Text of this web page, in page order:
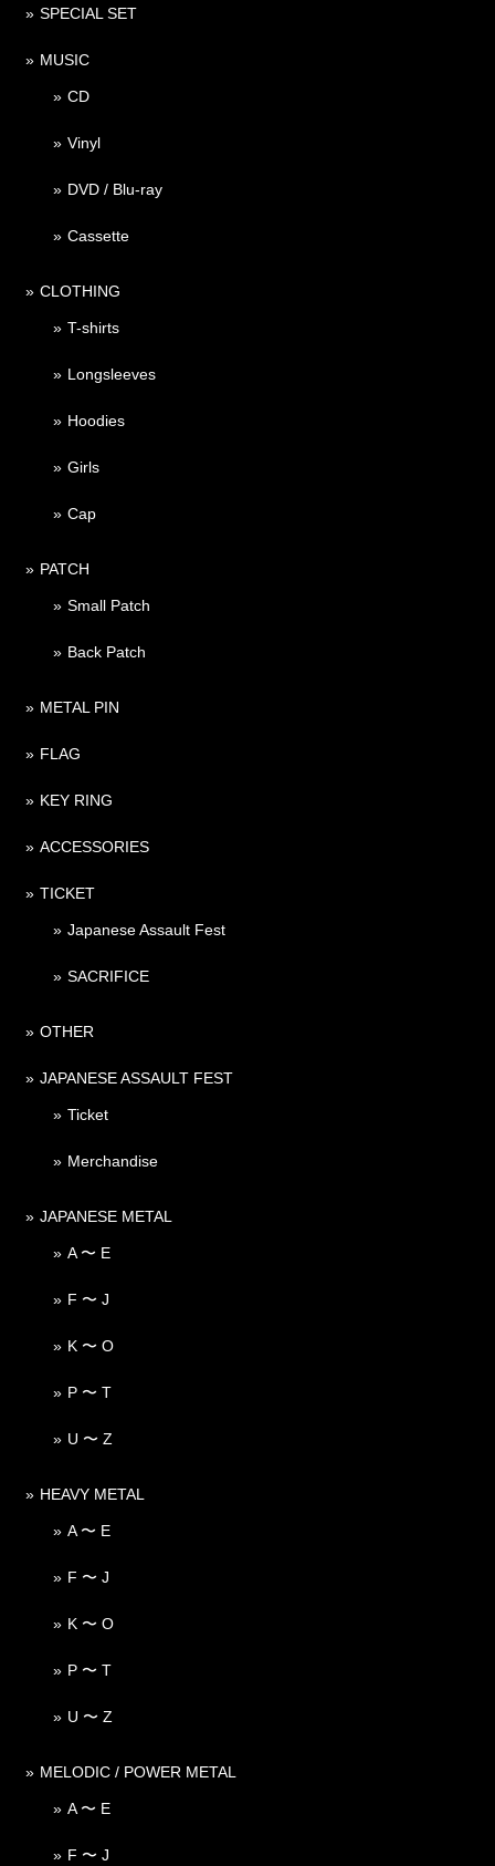
SPECIAL SET
MUSIC
CD
Vinyl
DVD / Blu-ray
Cassette
CLOTHING
T-shirts
Longsleeves
Hoodies
Girls
Cap
PATCH
Small Patch
Back Patch
METAL PIN
FLAG
KEY RING
ACCESSORIES
TICKET
Japanese Assault Fest
SACRIFICE
OTHER
JAPANESE ASSAULT FEST
Ticket
Merchandise
JAPANESE METAL
A 〜 E
F 〜 J
K 〜 O
P 〜 T
U 〜 Z
HEAVY METAL
A 〜 E
F 〜 J
K 〜 O
P 〜 T
U 〜 Z
MELODIC / POWER METAL
A 〜 E
F 〜 J